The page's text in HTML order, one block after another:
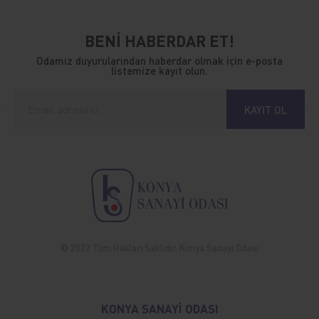
BENİ HABERDAR ET!
Odamız duyurularından haberdar olmak için e-posta
listemize kayıt olun.
KAYIT OL
KONYA SANAYİ ODASI